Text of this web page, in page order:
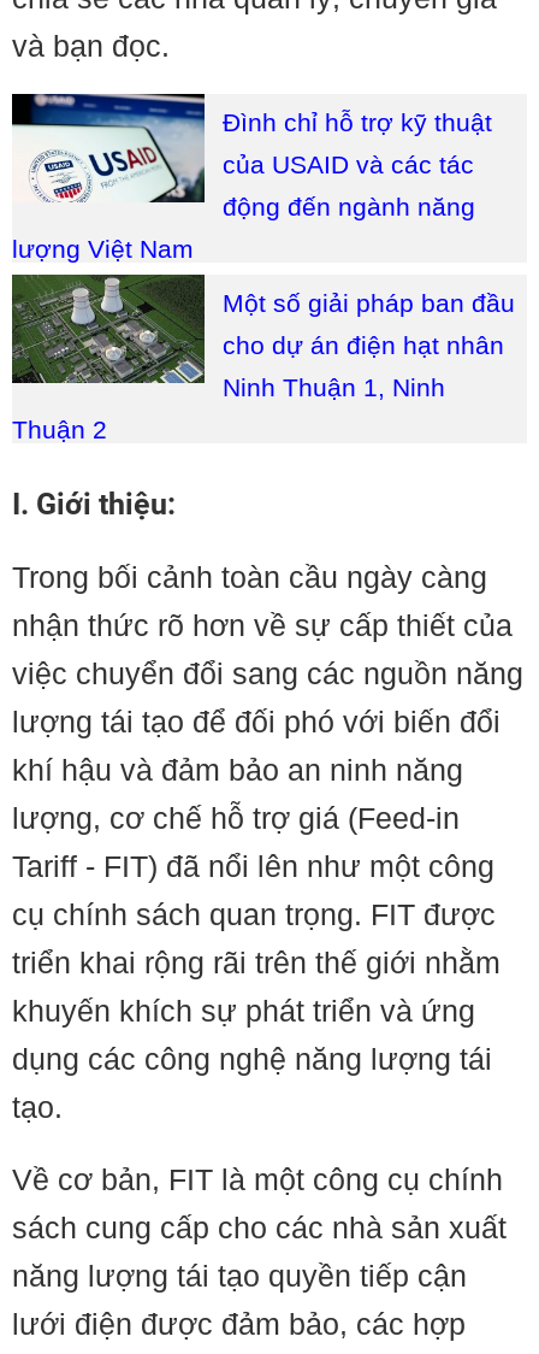
và bạn đọc.
Đình chỉ hỗ trợ kỹ thuật
của USAID và các tác
động đến ngành năng
lượng Việt Nam
Một số giải pháp ban đầu
cho dự án điện hạt nhân
Ninh Thuận 1, Ninh
Thuận 2
I. Giới thiệu:
Trong bối cảnh toàn cầu ngày càng
nhận thức rõ hơn về sự cấp thiết của
việc chuyển đổi sang các nguồn năng
lượng tái tạo để đối phó với biến đổi
khí hậu và đảm bảo an ninh năng
lượng, cơ chế hỗ trợ giá (Feed-in
Tariff - FIT) đã nổi lên như một công
cụ chính sách quan trọng. FIT được
triển khai rộng rãi trên thế giới nhằm
khuyến khích sự phát triển và ứng
dụng các công nghệ năng lượng tái
tạo.
Về cơ bản, FIT là một công cụ chính
sách cung cấp cho các nhà sản xuất
năng lượng tái tạo quyền tiếp cận
lưới điện được đảm bảo, các hợp